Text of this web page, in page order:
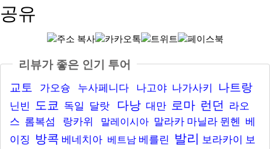
공유
리뷰가 좋은 인기 투어
교토 가오슝 누사페니다 나고야 나가사키 나트랑
닌빈 도쿄 독일 달랏 다낭 대만 로마 런던 라오
스 롬복섬 랑카위 말레이시아 말라카 마닐라 뮌헨 베
이징 방콕 베네치아 베트남 베를린 발리 보라카이 보